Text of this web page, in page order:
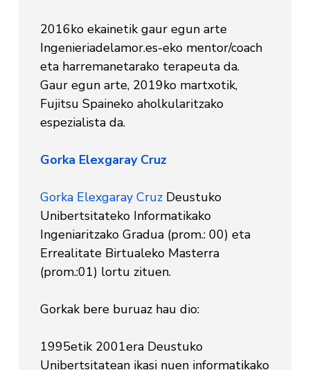
2016ko ekainetik gaur egun arte
Ingenieriadelamor.es-eko mentor/coach
eta harremanetarako terapeuta da.
Gaur egun arte, 2019ko martxotik,
Fujitsu Spaineko aholkularitzako
espezialista da.
Gorka Elexgaray Cruz
Gorka Elexgaray Cruz Deustuko
Unibertsitateko Informatikako
Ingeniaritzako Gradua (prom.: 00) eta
Errealitate Birtualeko Masterra
(prom.:01) lortu zituen.
Gorkak bere buruaz hau dio:
1995etik 2001era Deustuko
Unibertsitatean ikasi nuen informatikako